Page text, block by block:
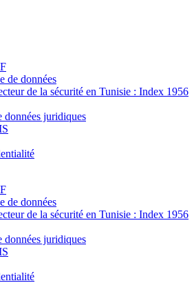
de données
de la sécurité en Tunisie : Index 1956
données juridiques
de données
de la sécurité en Tunisie : Index 1956
données juridiques